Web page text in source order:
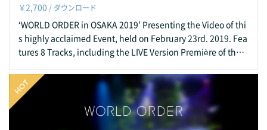
￥2,700 / ダウンロード
‘WORLD ORDER in OSAKA 2019’ Presenting the Video of thi
s highly acclaimed Event, held on February 23rd. 2019. Fea
tures 8 Tracks, including the LIVE Version Première of the 2
3日に開催された WORLD ORDER in OSAKA 2019。大好評を
博したイベントから、ライブパフォーマンスの映像をお届け
します。 ライブバージョン初公開の新曲2曲を含む、全8曲を
収録。 唯一無二のパフォーマンスを追体験してください！ St